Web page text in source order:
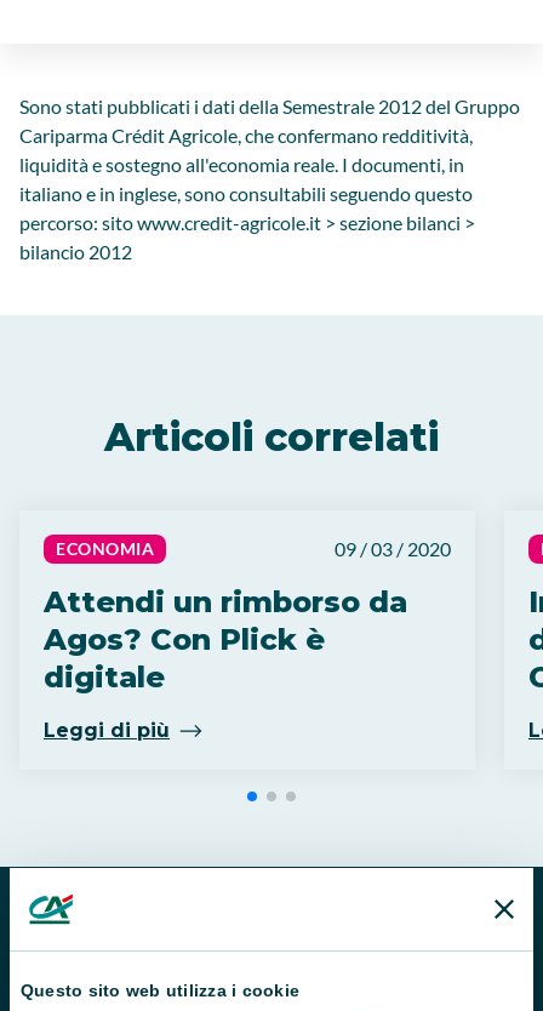
Questo sito web utilizza i cookie
Sono stati pubblicati i dati della Semestrale 2012 del Gruppo
Cariparma Crédit Agricole, che confermano redditività,
liquidità e sostegno all'economia reale. I documenti, in
italiano e in inglese, sono consultabili seguendo questo
percorso: sito www.credit-agricole.it > sezione bilanci >
bilancio 2012
Articoli correlati
ECONOMIA 09 / 03 / 2020
Attendi un rimborso da
Agos? Con Plick è
digitale
Leggi di più